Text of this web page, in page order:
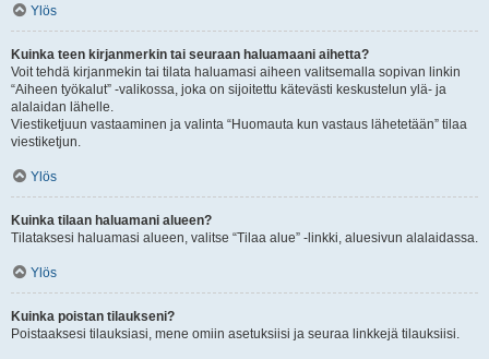
Ylös
Kuinka teen kirjanmerkin tai seuraan haluamaani aihetta?
Voit tehdä kirjanmekin tai tilata haluamasi aiheen valitsemalla sopivan linkin
“Aiheen työkalut” -valikossa, joka on sijoitettu kätevästi keskustelun ylä- ja
alalaidan lähelle.
Viestiketjuun vastaaminen ja valinta “Huomauta kun vastaus lähetetään” tilaa
viestiketjun.
Ylös
Kuinka tilaan haluamani alueen?
Tilataksesi haluamasi alueen, valitse “Tilaa alue” -linkki, aluesivun alalaidassa.
Ylös
Kuinka poistan tilaukseni?
Poistaaksesi tilauksiasi, mene omiin asetuksiisi ja seuraa linkkejä tilauksiisi.